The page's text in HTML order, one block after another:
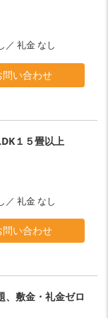
／ 礼金 なし
問い合わせ
１５畳以上
／ 礼金 なし
問い合わせ
、敷金・礼金ゼロ